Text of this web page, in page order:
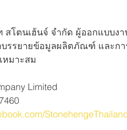
โตนเฮ้นจ์ จำกัด ผู้ออกแบบงา
บรรยายข้อมูลผลิตภัณฑ์ และ
หมาะสม
Limited